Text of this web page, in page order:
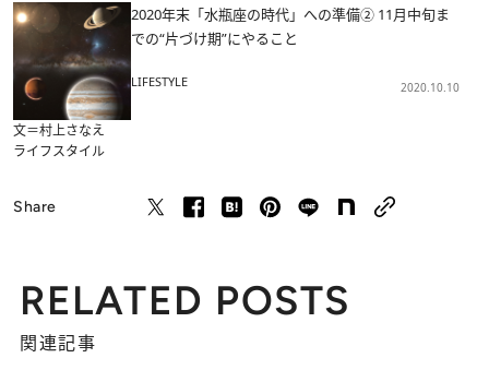
2020年末「水瓶座の時代」への準備② 11月中旬ま
での“片づけ期”にやること
LIFESTYLE 2020.10.10
文＝村上さなえ
ライフスタイル
Share
RELATED POSTS
関連記事